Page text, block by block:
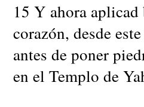
15 Y ahora
corazón, desde
antes de poner
en el Templo de